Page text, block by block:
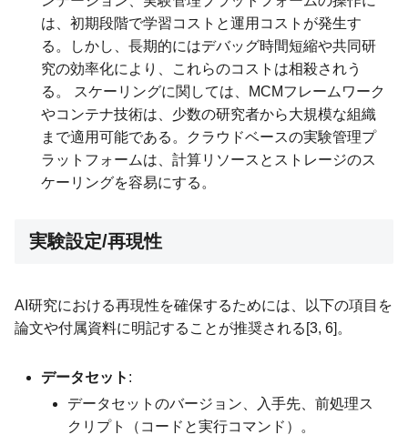
は、初期段階で学習コストと運用コストが発生す
る。しかし、長期的にはデバッグ時間短縮や共同研
究の効率化により、これらのコストは相殺されう
る。 スケーリングに関しては、MCMフレームワーク
やコンテナ技術は、少数の研究者から大規模な組織
まで適用可能である。クラウドベースの実験管理プ
ラットフォームは、計算リソースとストレージのス
ケーリングを容易にする。
実験設定/再現性
AI研究における再現性を確保するためには、以下の項目を
論文や付属資料に明記することが推奨される[3, 6]。
データセット :
データセットのバージョン、入手先、前処理ス
クリプト（コードと実行コマンド）。